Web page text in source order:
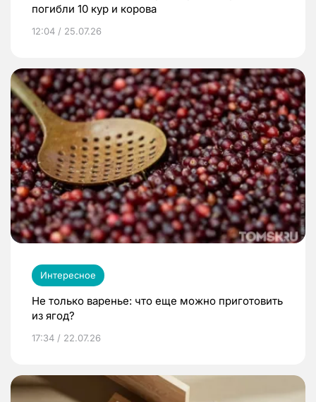
погибли 10 кур и корова
12:04 / 25.07.26
Интересное
Не только варенье: что еще можно приготовить
из ягод?
17:34 / 22.07.26